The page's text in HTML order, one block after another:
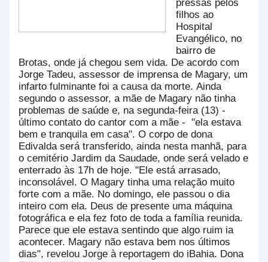
pressas pelos
filhos ao
Hospital
Evangélico, no
bairro de
Brotas, onde já chegou sem vida. De acordo com
Jorge Tadeu, assessor de imprensa de Magary, um
infarto fulminante foi a causa da morte. Ainda
segundo o assessor, a mãe de Magary não tinha
problemas de saúde e, na segunda-feira (13) -
último contato do cantor com a mãe - "ela estava
bem e tranquila em casa". O corpo de dona
Edivalda será transferido, ainda nesta manhã, para
o cemitério Jardim da Saudade, onde será velado e
enterrado às 17h de hoje. "Ele está arrasado,
inconsolável. O Magary tinha uma relação muito
forte com a mãe. No domingo, ele passou o dia
inteiro com ela. Deus de presente uma máquina
fotográfica e ela fez foto de toda a família reunida.
Parece que ele estava sentindo que algo ruim ia
acontecer. Magary não estava bem nos últimos
dias", revelou Jorge à reportagem do iBahia. Dona